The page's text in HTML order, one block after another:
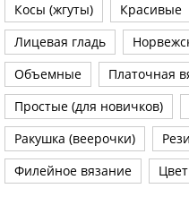
Косы (жгуты)
Красивые
Лицевая гладь
Объемные
Платочная
Простые (для новичков)
Ракушка (веерочки)
Филейное вязание